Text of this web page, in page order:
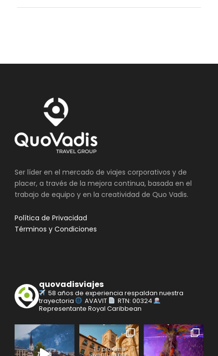
Ser líder en el mercado de viajes corporativos y de
placer, a través de la mejora continua, basada en el
trabajo de equipo y en la creatividad de Quo Vadis.
Política de Privacidad
Términos y Condiciones
quovadisviajes
58 años de experiencia respaldan nuestra
trayectoria
AVAVIT
RTN: 00324
Representante Royal Caribbean